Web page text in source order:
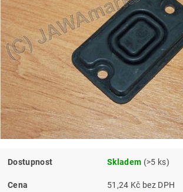
Dostupnost Skladem (>5 ks)
Cena 51,24 Kč bez DPH